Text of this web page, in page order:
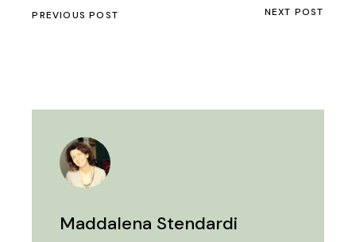
PREVIOUS POST NEXT POST
Maddalena Stendardi